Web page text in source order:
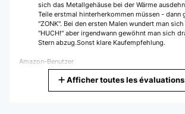
sich das Metallgehäuse bei der Wärme
Teile erstmal hinterherkommen müssen - dann
"ZONK". Bei den ersten Malen wundert man
"HUCH!" aber irgendwann gewöhnt man sich
Stern abzug.Sonst klare Kaufempfehlung.
Amazon-Benutzer
Afficher toutes les